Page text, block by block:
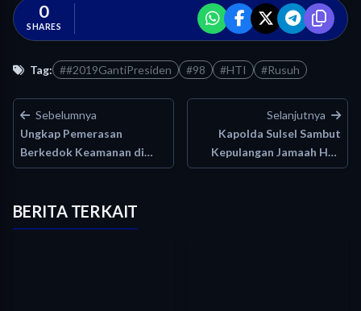
0
SHARES
Tag: ##2019GantiPresiden #98 #HTI #Rusuh
Sebelumnya
Ungkap Pemerasan
Berkedok Keamanan di
Ruko Palem,…
Selanjutnya
Kapolda Sulsel Sambut
Kepulangan Jamaah Haji
Kloter…
BERITA TERKAIT